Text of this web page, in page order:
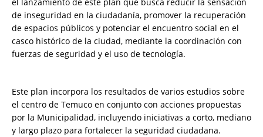
de inseguridad en la ciudadanía, promover la recuperación
de espacios públicos y potenciar el encuentro social en el
casco histórico de la ciudad, mediante la coordinación con
fuerzas de seguridad y el uso de tecnología.
Este plan incorpora los resultados de varios estudios sobre
el centro de Temuco en conjunto con acciones propuestas
por la Municipalidad, incluyendo iniciativas a corto, mediano
y largo plazo para fortalecer la seguridad ciudadana.